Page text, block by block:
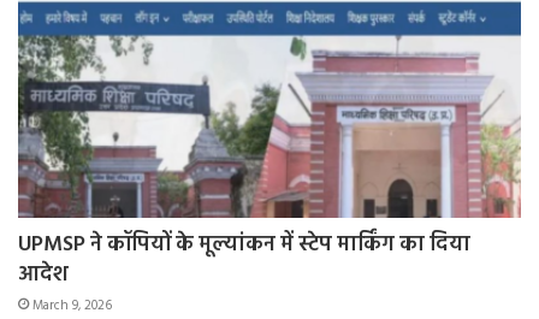
UPMSP ने कॉपियों के मूल्यांकन में स्टेप मार्किंग का दिया
आदेश
March 9, 2026